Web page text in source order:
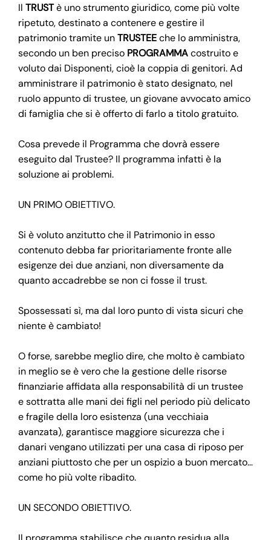
Il TRUSTè uno strumento giuridico, come più volte
ripetuto, destinato a contenere e gestire il
patrimonio tramite unTRUSTEEche lo amministra,
secondo un ben preciso PROGRAMMAcostruito e
voluto dai Disponenti, cioè la coppia di genitori. Ad
amministrare il patrimonio è stato designato, nel
ruolo appunto di trustee, un giovane avvocato amico
di famiglia che si è offerto di farlo a titolo gratuito.
Cosa prevede il Programma che dovrà essere
eseguito dal Trustee? Il programma infatti è la
soluzione ai problemi.
UN PRIMO OBIETTIVO.
Si è voluto anzitutto che il Patrimonio in esso
contenuto debba far prioritariamente fronte alle
esigenze dei due anziani, non diversamente da
quanto accadrebbe se non ci fosse il trust.
Spossessati sì, ma dal loro punto di vista sicuri che
niente è cambiato!
O forse, sarebbe meglio dire, che molto è cambiato
in meglio se è vero che la gestione delle risorse
finanziarie affidata alla responsabilità di un trustee
e sottratta alle mani dei figli nel periodo più delicato
e fragile della loro esistenza (una vecchiaia
avanzata), garantisce maggiore sicurezza che i
danari vengano utilizzati per una casa di riposo per
anziani piuttosto che per un ospizio a buon mercato…
come ho più volte ribadito.
UN SECONDO OBIETTIVO.